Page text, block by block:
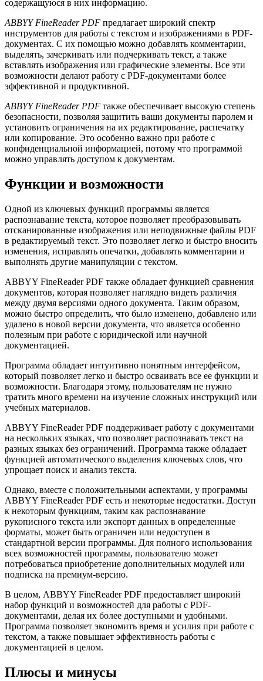
содержащуюся в них информацию.
ABBYY FineReader PDF предлагает широкий спектр
инструментов для работы с текстом и изображениями в PDF-
документах. С их помощью можно добавлять комментарии,
выделять, зачеркивать или подчеркивать текст, а также
вставлять изображения или графические элементы. Все эти
возможности делают работу с PDF-документами более
эффективной и продуктивной.
ABBYY FineReader PDF также обеспечивает высокую степень
безопасности, позволяя защитить ваши документы паролем и
установить ограничения на их редактирование, распечатку
или копирование. Это особенно важно при работе с
конфиденциальной информацией, потому что программой
можно управлять доступом к документам.
Функции и возможности
Одной из ключевых функций программы является
распознавание текста, которое позволяет преобразовывать
отсканированные изображения или неподвижные файлы PDF
в редактируемый текст. Это позволяет легко и быстро вносить
изменения, исправлять опечатки, добавлять комментарии и
выполнять другие манипуляции с текстом.
ABBYY FineReader PDF также обладает функцией сравнения
документов, которая позволяет наглядно видеть различия
между двумя версиями одного документа. Таким образом,
можно быстро определить, что было изменено, добавлено или
удалено в новой версии документа, что является особенно
полезным при работе с юридической или научной
документацией.
Программа обладает интуитивно понятным интерфейсом,
который позволяет легко и быстро осваивать все ее функции и
возможности. Благодаря этому, пользователям не нужно
тратить много времени на изучение сложных инструкций или
учебных материалов.
ABBYY FineReader PDF поддерживает работу с документами
на нескольких языках, что позволяет распознавать текст на
разных языках без ограничений. Программа также обладает
функцией автоматического выделения ключевых слов, что
упрощает поиск и анализ текста.
Однако, вместе с положительными аспектами, у программы
ABBYY FineReader PDF есть и некоторые недостатки. Доступ
к некоторым функциям, таким как распознавание
рукописного текста или экспорт данных в определенные
форматы, может быть ограничен или недоступен в
стандартной версии программы. Для полного использования
всех возможностей программы, пользователю может
потребоваться приобретение дополнительных модулей или
подписка на премиум-версию.
В целом, ABBYY FineReader PDF предоставляет широкий
набор функций и возможностей для работы с PDF-
документами, делая их более доступными и удобными.
Программа позволяет экономить время и усилия при работе с
текстом, а также повышает эффективность работы с
документацией в целом.
Плюсы и минусы